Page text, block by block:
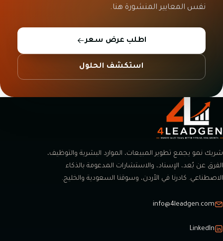
نفس المعايير المنشورة هنا.
اطلب عرض سعر
استكشف الحلول
شريك نمو يجمع تطوير المبيعات، الموارد البشرية والتوظيف،
الفرق عن بُعد، الإسناد، والاستشارات المدعومة بالذكاء
الاصطناعي. كادرنا في الأردن، وسوقنا السعودية والخليج.
info@4leadgen.com
LinkedIn